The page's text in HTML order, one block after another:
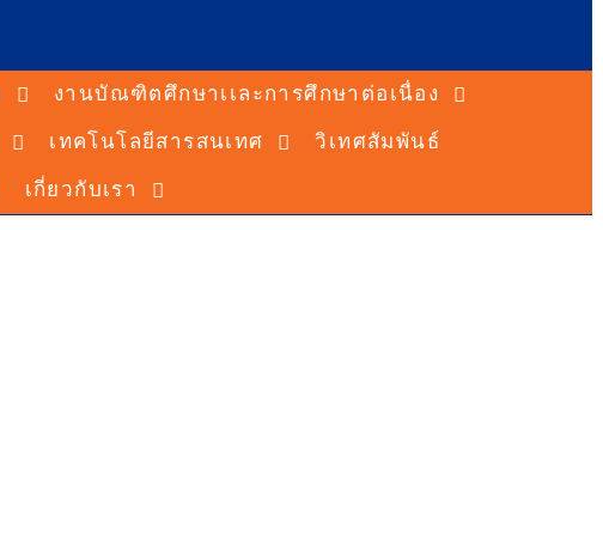
งานบัณฑิตศึกษาเเละการศึกษาต่อเนื่อง
เทคโนโลยีสารสนเทศ วิเทศสัมพันธ์
เกี่ยวกับเรา